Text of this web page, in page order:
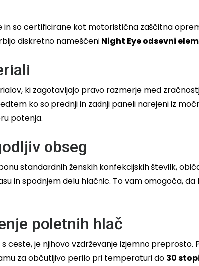
so certificirane kot motoristična zaščitna
diskretno nameščeni Night Eye odsevni
ki zagotavljajo pravo razmerje med
ko so prednji in zadnji paneli narejeni iz
potenja.
obseg
standardnih ženskih konfekcijskih številk,
in spodnjem delu hlačnic. To vam omogoča,
poletnih hlač
ceste, je njihovo vzdrževanje izjemno
za občutljivo perilo pri temperaturi do 30